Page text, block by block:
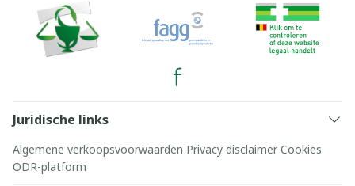
Juridische links
Algemene verkoopsvoorwaarden Privacy disclaimer Cookies
ODR-platform